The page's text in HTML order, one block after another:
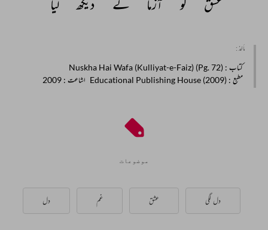
عشق
کو آزما کے دیکھ لیا
مأخذ :
کتاب : Nuskha Hai Wafa (Kulliyat-e-Faiz) (Pg. 72)
مطبع : Educational Publishing House (2009) اشاعت : 2009
موضوعات
دل لگی عشق غم دل